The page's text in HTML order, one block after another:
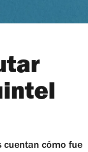
cuentan cómo fue